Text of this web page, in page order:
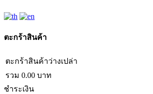
ตะกร้าสินค้า
ตะกร้าสินค้าว่างเปล่า
รวม 0.00 บาท
ชำระเงิน